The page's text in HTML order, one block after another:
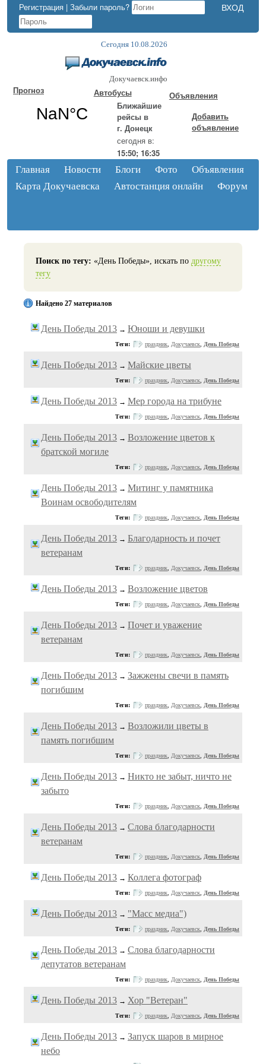
Регистрация | Забыли пароль?
Сегодня 10.08.2026
Докучаевск.инфо
Прогноз
Автобусы
Ближайшие
рейсы в
г. Донецк
сегодня в:
15:50; 16:35
Объявления
Добавить
объявление
Главная Новости Блоги Фото
Объявления
Карта Докучаевска
Автостанция онлайн Форум
Поиск по тегу: «День Победы», искать по другому
тегу
Найдено 27 материалов
День Победы 2013 → Юноши и девушки
Теги: праздник Докучаевск День Победы
День Победы 2013 → Майские цветы
Теги: праздник Докучаевск День Победы
День Победы 2013 → Мер города на трибуне
Теги: праздник Докучаевск День Победы
День Победы 2013 → Возложение цветов к
братской могиле
Теги: праздник Докучаевск День Победы
День Победы 2013 → Митинг у памятника
Воинам освободителям
Теги: праздник Докучаевск День Победы
День Победы 2013 → Благодарность и почет
ветеранам
Теги: праздник Докучаевск День Победы
День Победы 2013 → Возложение цветов
Теги: праздник Докучаевск День Победы
День Победы 2013 → Почет и уважение
ветеранам
Теги: праздник Докучаевск День Победы
День Победы 2013 → Зажжены свечи в память
погибшим
Теги: праздник Докучаевск День Победы
День Победы 2013 → Возложили цветы в
память погибшим
Теги: праздник Докучаевск День Победы
День Победы 2013 → Никто не забыт, ничто не
забыто
Теги: праздник Докучаевск День Победы
День Победы 2013 → Слова благодарности
ветеранам
Теги: праздник Докучаевск День Победы
День Победы 2013 → Коллега фотограф
Теги: праздник Докучаевск День Победы
День Победы 2013 → "Масс медиа")
Теги: праздник Докучаевск День Победы
День Победы 2013 → Слова благодарности
депутатов ветеранам
Теги: праздник Докучаевск День Победы
День Победы 2013 → Хор "Ветеран"
Теги: праздник Докучаевск День Победы
День Победы 2013 → Запуск шаров в мирное
небо